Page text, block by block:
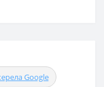
Google